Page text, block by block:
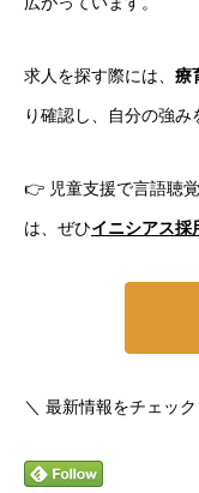
求人を探す際には、 療
り確認し、自分の強み
👉 児童支援で言語聴
は、ぜひイニシアス採
＼ 最新情報をチェック